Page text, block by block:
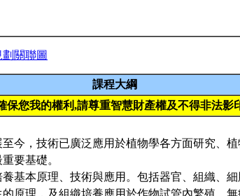
關聯圖
課程大綱
保您我的權利,請尊重智慧財產權及不得非法影
今，技術已廣泛應用於植物學各方面研究、
要基礎。
基本原理、技術與應用。包括器官、組織、
原理，及組織培養應用於作物試管內繁殖、